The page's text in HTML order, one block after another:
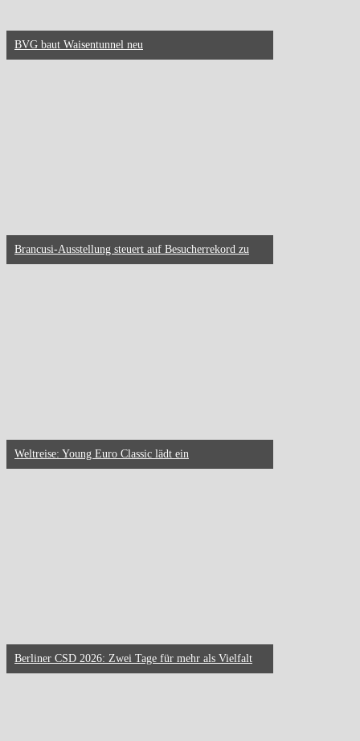
BVG baut Waisentunnel neu
Brancusi-Ausstellung steuert auf Besucherrekord zu
Weltreise: Young Euro Classic lädt ein
Berliner CSD 2026: Zwei Tage für mehr als Vielfalt